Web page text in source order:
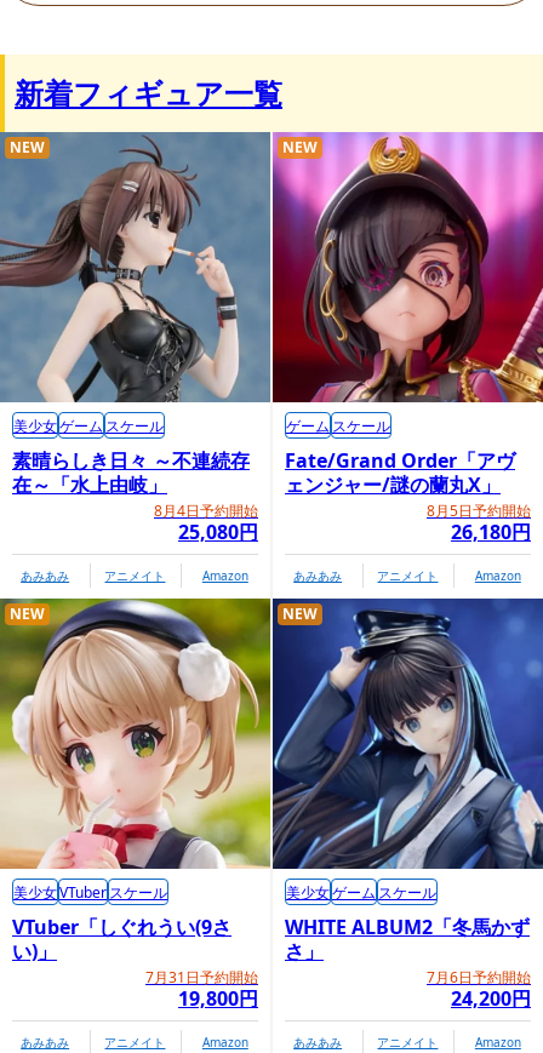
新着フィギュア一覧
素晴らしき日々 ～不連続存
在～「水上由岐」
8月4日予約開始
25,080円
NEW
美少女ゲーム スケール
あみあみ アニメイト Amazon
Fate/Grand Order「アヴ
ェンジャー/謎の蘭丸X」
8月5日予約開始
26,180円
NEW
ゲーム スケール
あみあみ アニメイト Amazon
VTuber「しぐれうい(9さ
い)」
7月31日予約開始
19,800円
NEW
美少女VTuberスケール
あみあみ アニメイト Amazon
WHITE ALBUM2「冬馬かず
さ」
7月6日予約開始
24,200円
NEW
美少女ゲーム スケール
あみあみ アニメイト Amazon